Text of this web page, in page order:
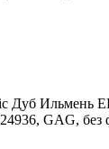
Дуб Ильмень
GAG, без